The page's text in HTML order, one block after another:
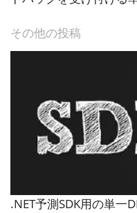
その他の投稿
.NET予測SDK用の単一